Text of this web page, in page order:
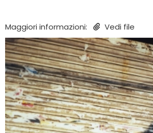
Maggiori informazioni: Vedi file